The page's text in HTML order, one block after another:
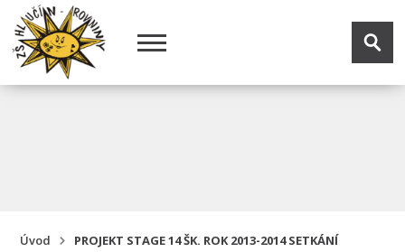
Úvod PROJEKT STAGE 14 ŠK. ROK 2013-2014 SETKÁNÍ